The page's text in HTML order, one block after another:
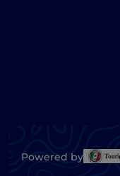
Powered by